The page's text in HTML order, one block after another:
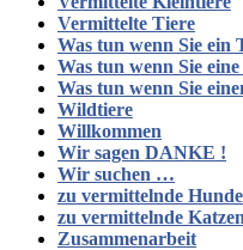
Vermittelte Tiere
Was tun wenn Sie ein
Was tun wenn Sie
Was tun wenn Sie
Wildtiere
Willkommen
Wir sagen DANKE !
Wir suchen …
zu vermittelnde Hunde
zu vermittelnde Katzen
Zusammenarbeit